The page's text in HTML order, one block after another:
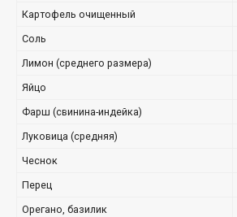
Картофель очищенный
Соль
Лимон (среднего размера)
Яйцо
Фарш (свинина-индейка)
Луковица (средняя)
Чеснок
Перец
Орегано, базилик